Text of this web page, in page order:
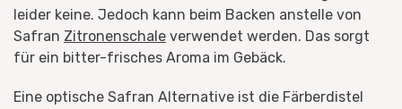
leider keine. Jedoch kann beim Backen anstelle von
Safran Zitronenschale verwendet werden. Das sorgt
für ein bitter-frisches Aroma im Gebäck.
Eine optische Safran Alternative ist die Färberdistel